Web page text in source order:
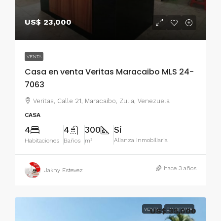
US$ 23,000
VENTA
Casa en venta Veritas Maracaibo MLS 24-
7063
Veritas, Calle 21, Maracaibo, Zulia, Venezuela
CASA
4
Habitaciones
4
Baños
300
m²
Si
Alianza Inmobiliaria
Jakny Estevez hace 3 años
VENTA EN OFERTA
US$ 35,000